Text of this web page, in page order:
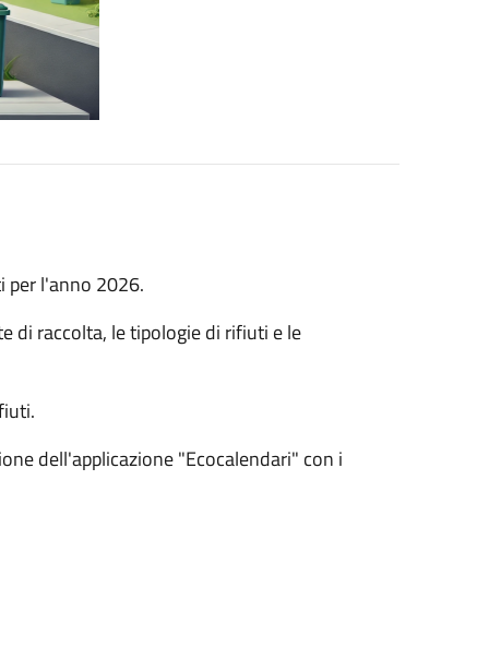
per l'anno 2026.
di raccolta, le tipologie di rifiuti e le
dell'applicazione "Ecocalendari" con i